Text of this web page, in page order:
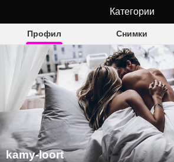
kamy-loort
Профил Снимки
kamy-loort
Категории